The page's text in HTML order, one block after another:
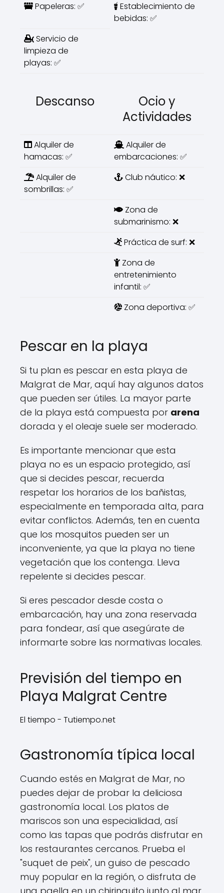
Papeleras: ✅
Establecimiento de
bebidas: ✅
Servicio de
limpieza de
playas: ✅
Descanso
Ocio y
Actividades
Alquiler de
hamacas: ✅
Alquiler de
embarcaciones: ✅
Alquiler de
sombrillas: ✅
Club náutico: ❌
Zona de
submarinismo: ❌
Práctica de surf: ❌
Zona de
entretenimiento
infantil: ✅
Zona deportiva: ✅
Pescar en la playa
Si tu plan es pescar en esta playa de
Malgrat de Mar, aquí hay algunos datos
que pueden ser útiles. La mayor parte
de la playa está compuesta por arena
dorada y el oleaje suele ser moderado.
Es importante mencionar que esta
playa no es un espacio protegido, así
que si decides pescar, recuerda
respetar los horarios de los bañistas,
especialmente en temporada alta, para
evitar conflictos. Además, ten en cuenta
que los mosquitos pueden ser un
inconveniente, ya que la playa no tiene
vegetación que los contenga. Lleva
repelente si decides pescar.
Si eres pescador desde costa o
embarcación, hay una zona reservada
para fondear, así que asegúrate de
informarte sobre las normativas locales.
Previsión del tiempo en
Playa Malgrat Centre
El tiempo - Tutiempo.net
Gastronomía típica local
Cuando estés en Malgrat de Mar, no
puedes dejar de probar la deliciosa
gastronomía local. Los platos de
mariscos son una especialidad, así
como las tapas que podrás disfrutar en
los restaurantes cercanos. Prueba el
"suquet de peix", un guiso de pescado
muy popular en la región, o disfruta de